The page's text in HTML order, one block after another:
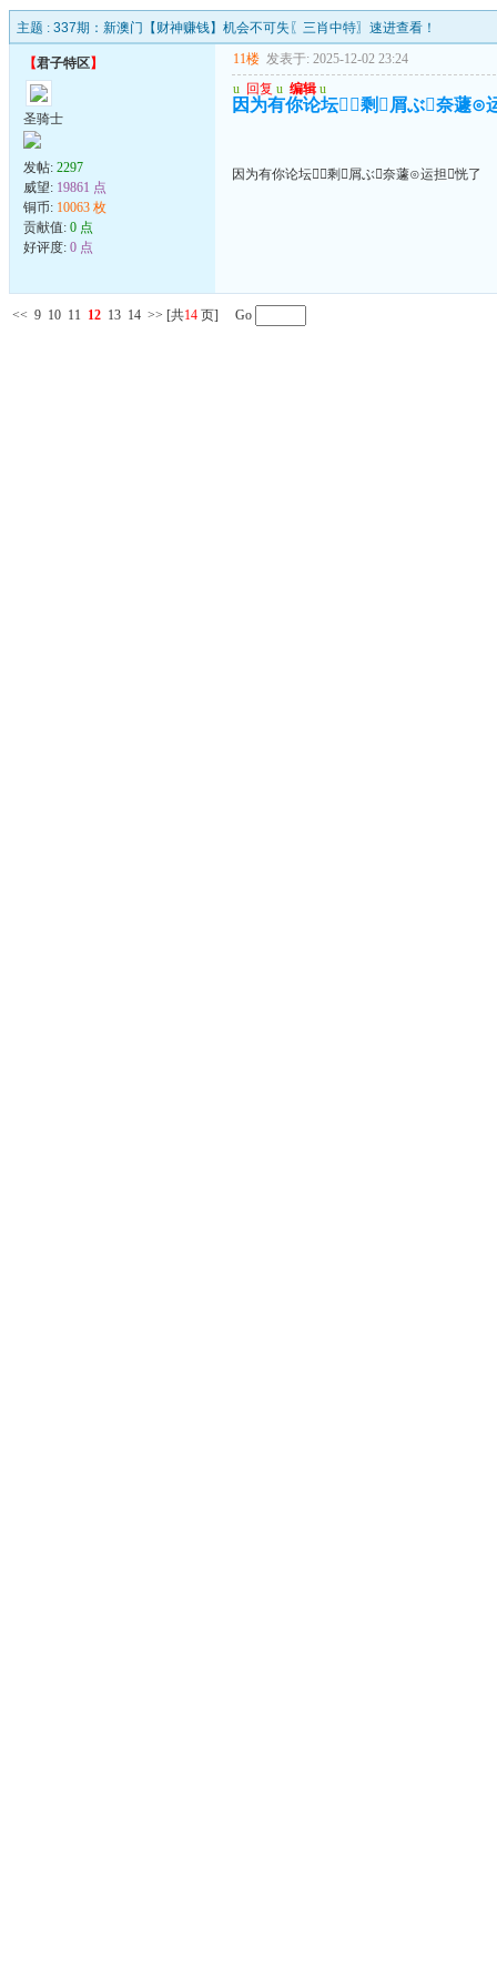
主题 : 337期：新澳门【财神赚钱】机会不可失〖三肖中特〗速进查看！
【君子特区】
圣骑士
发帖: 2297
威望: 19861 点
铜币: 10063 枚
贡献值: 0 点
好评度: 0 点
11楼 发表于: 2025-12-02 23:24
u 回复 u 编辑 u
因为有你论坛剩屑ぶ奈蘧⊙
因为有你论坛剩屑ぶ奈蘧⊙运担恍了
<< 9 10 11 12 13 14 >> [共14 页] Go